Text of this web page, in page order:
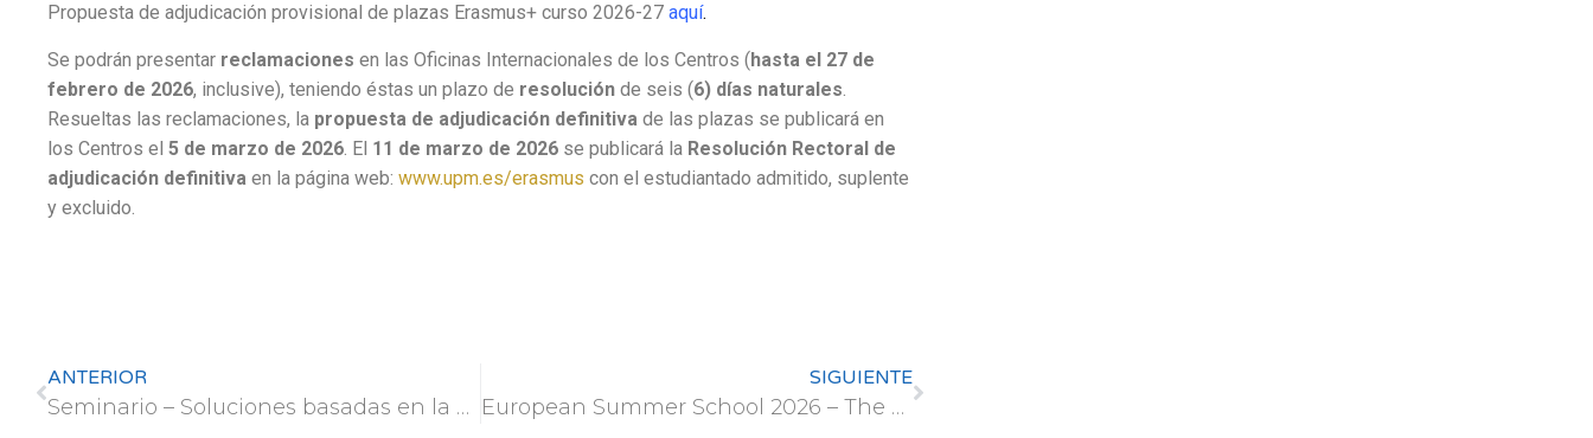
Propuesta de adjudicación provisional de plazas Erasmus+ curso 2026-27 aquí.
Se podrán presentar reclamaciones en las Oficinas Internacionales de los Centros (hasta el 27 de
febrero de 2026, inclusive), teniendo éstas un plazo de resolución de seis (6) días naturales
Resueltas las reclamaciones, la propuesta de adjudicación definitiva de las plazas se publicará en
los Centros el 5 de marzo de 2026 . El 11 de marzo de 2026 se publicará la Resolución Rectoral de
adjudicación definitiva en la página web: www.upm.es/erasmus con el estudiantado admitido, suplente
y excluido.
ANTERIOR
Seminario – Soluciones basadas en la Naturaleza innovadoras para mejorar el ecosistema fluvial del rio Manzanares en Madrid – 27 febrero 2026
SIGUIENTE
European Summer School 2026 – The European Identity: Past, Present and Future (Strasbourg, France)